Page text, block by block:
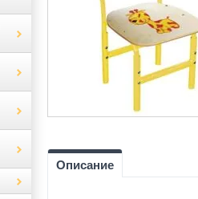
Описание